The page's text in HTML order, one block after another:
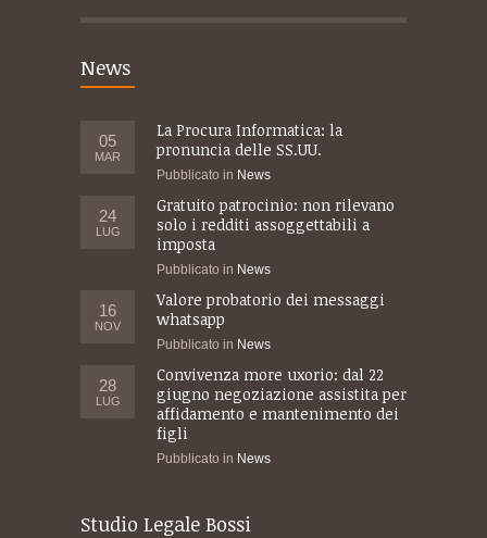
News
05
MAR
La Procura Informatica: la
pronuncia delle SS.UU.
Pubblicato in News
24
LUG
Gratuito patrocinio: non rilevano
solo i redditi assoggettabili a
imposta
Pubblicato in News
16
NOV
Valore probatorio dei messaggi
whatsapp
Pubblicato in News
28
LUG
Convivenza more uxorio: dal 22
giugno negoziazione assistita per
affidamento e mantenimento dei
figli
Pubblicato in News
Studio Legale Bossi